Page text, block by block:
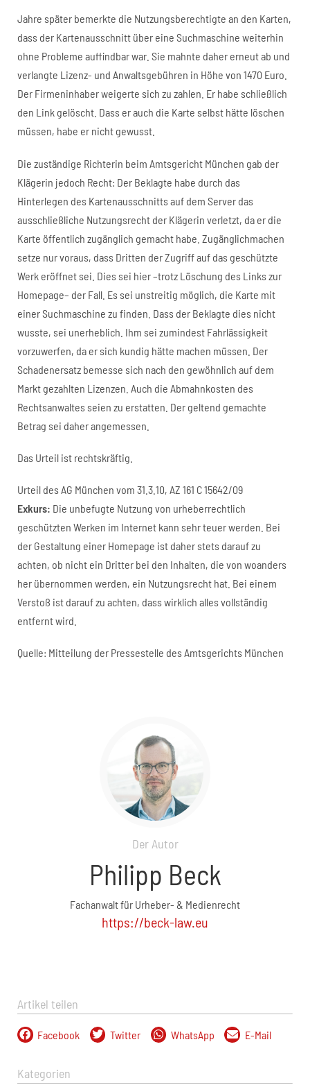
Jahre später bemerkte die Nutzungsberechtigte an den Karten,
dass der Kartenausschnitt über eine Suchmaschine weiterhin
ohne Probleme auffindbar war. Sie mahnte daher erneut ab und
verlangte Lizenz- und Anwaltsgebühren in Höhe von 1470 Euro.
Der Firmeninhaber weigerte sich zu zahlen. Er habe schließlich
den Link gelöscht. Dass er auch die Karte selbst hätte löschen
müssen, habe er nicht gewusst.
Die zuständige Richterin beim Amtsgericht München gab der
Klägerin jedoch Recht: Der Beklagte habe durch das
Hinterlegen des Kartenausschnitts auf dem Server das
ausschließliche Nutzungsrecht der Klägerin verletzt, da er die
Karte öffentlich zugänglich gemacht habe. Zugänglichmachen
setze nur voraus, dass Dritten der Zugriff auf das geschützte
Werk eröffnet sei. Dies sei hier –trotz Löschung des Links zur
Homepage– der Fall. Es sei unstreitig möglich, die Karte mit
einer Suchmaschine zu finden. Dass der Beklagte dies nicht
wusste, sei unerheblich. Ihm sei zumindest Fahrlässigkeit
vorzuwerfen, da er sich kundig hätte machen müssen. Der
Schadenersatz bemesse sich nach den gewöhnlich auf dem
Markt gezahlten Lizenzen. Auch die Abmahnkosten des
Rechtsanwaltes seien zu erstatten. Der geltend gemachte
Betrag sei daher angemessen.
Das Urteil ist rechtskräftig.
Urteil des AG München vom 31.3.10, AZ 161 C 15642/09
Exkurs: Die unbefugte Nutzung von urheberrechtlich
geschützten Werken im Internet kann sehr teuer werden. Bei
der Gestaltung einer Homepage ist daher stets darauf zu
achten, ob nicht ein Dritter bei den Inhalten, die von woanders
her übernommen werden, ein Nutzungsrecht hat. Bei einem
Verstoß ist darauf zu achten, dass wirklich alles vollständig
entfernt wird.
Quelle: Mitteilung der Pressestelle des Amtsgerichts München
Der Autor
Philipp Beck
Fachanwalt für Urheber- & Medienrecht
https://beck-law.eu
Artikel teilen
Facebook Twitter WhatsApp E-Mail
Kategorien